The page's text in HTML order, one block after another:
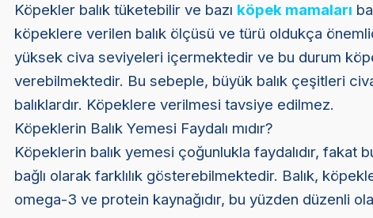
Köpekler balık tüketebilir ve bazı köpek mamaları
köpeklere verilen balık ölçüsü ve türü oldukça
yüksek civa seviyeleri içermektedir ve bu durum
verebilmektedir. Bu sebeple, büyük balık çeşitleri
balıklardır. Köpeklere verilmesi tavsiye edilmez.
Köpeklerin Balık Yemesi Faydalı mıdır?
Köpeklerin balık yemesi çoğunlukla faydalıdır, fakat
bağlı olarak farklılık gösterebilmektedir. Balık,
omega-3 ve protein kaynağıdır, bu yüzden düzenli